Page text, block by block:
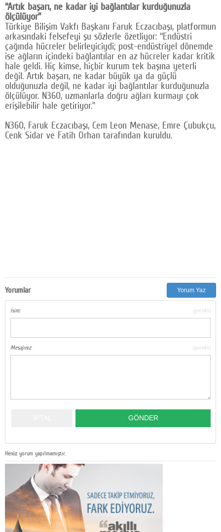
“Artık başarı, ne kadar iyi bağlantılar kurduğunuzla
ölçülüyor”
Türkiye Bilişim Vakfı Başkanı Faruk Eczacıbaşı, platformun
arkasındaki felsefeyi şu sözlerle özetliyor: “Endüstri
çağında hücreler belirleyiciydi; post-endüstriyel dönemde
ise ağların içindeki bağlantılar en az hücreler kadar kritik
hale geldi. Hiç kimse, hiçbir kurum tek başına yeterli
değil. Artık başarı, ne kadar büyük ya da güçlü
olduğunuzla değil, ne kadar iyi bağlantılar kurduğunuzla
ölçülüyor. N360, uzmanlarla doğru ağları kurmayı çok
erişilebilir hale getiriyor.”
N360, Faruk Eczacıbaşı, Cem Leon Menase, Emre Çubukçu,
Cenk Sidar ve Fatih Orhan tarafından kuruldu.
Yorumlar Yorum Yaz
İsim: (gerekli)
Mesajınız: (gerekli)
Henüz yorum yapılmamıştır.